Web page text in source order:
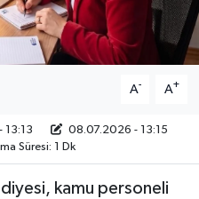
A- A+
13:13
08.07.2026 - 13:15
Süresi: 1 Dk
kamu personeli